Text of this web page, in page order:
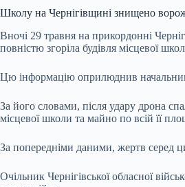
Школу на Чернігівщині знищено
Вночі 29 травня на прикордонні
повністю згоріла будівля місцевої
Цю інформацію оприлюднив начальник
За його словами, після удару дрона
місцевої школи та майно по всій її
За попередніми даними, жертв серед
Очільник Чернігівської обласної